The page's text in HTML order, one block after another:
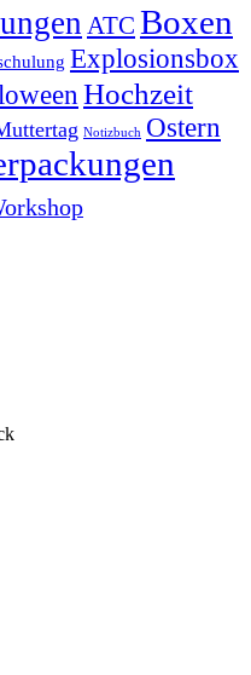
ATC Boxen
Explosionsbox
Hochzeit
Notizbuch Ostern